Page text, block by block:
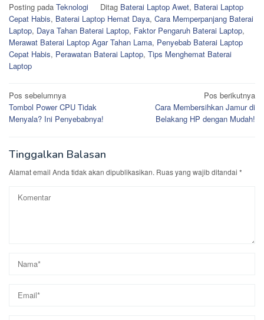
Posting pada Teknologi Ditag Baterai Laptop Awet, Baterai Laptop
Cepat Habis, Baterai Laptop Hemat Daya, Cara Memperpanjang Baterai
Laptop, Daya Tahan Baterai Laptop, Faktor Pengaruh Baterai Laptop,
Merawat Baterai Laptop Agar Tahan Lama, Penyebab Baterai Laptop
Cepat Habis, Perawatan Baterai Laptop, Tips Menghemat Baterai
Laptop
Navigasi
pos
Pos sebelumnya
Tombol Power CPU Tidak
Menyala? Ini Penyebabnya!
Pos berikutnya
Cara Membersihkan Jamur di
Belakang HP dengan Mudah!
Tinggalkan Balasan
Alamat email Anda tidak akan dipublikasikan. Ruas yang wajib ditandai *